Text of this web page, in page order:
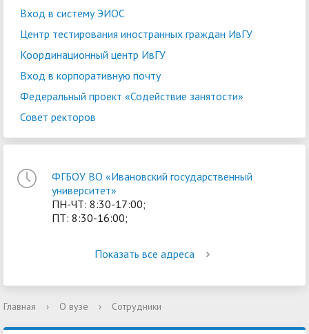
Вход в систему ЭИОС
Центр тестирования иностранных граждан ИвГУ
Координационный центр ИвГУ
Вход в корпоративную почту
Федеральный проект «Содействие занятости»
Совет ректоров
ФГБОУ ВО «Ивановский государственный
университет»
ПН-ЧТ: 8:30-17:00;
ПТ: 8:30-16:00;
Показать все адреса
Главная › О вузе › Сотрудники